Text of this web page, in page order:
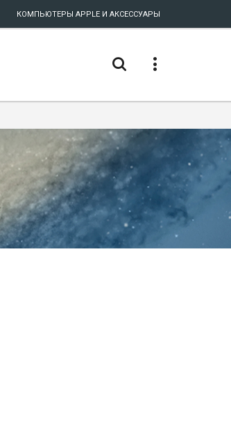
КОМПЬЮТЕРЫ APPLE И АКСЕССУАРЫ